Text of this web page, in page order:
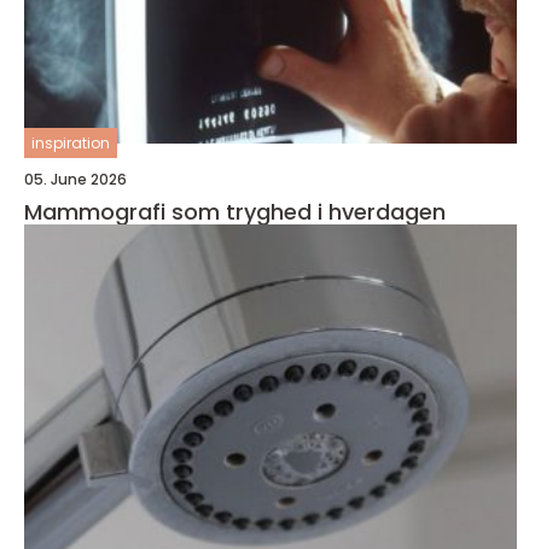
inspiration
05. June 2026
Mammografi som tryghed i hverdagen